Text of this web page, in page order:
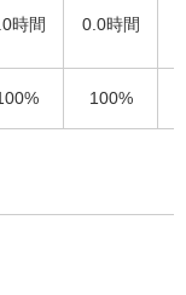
時間 0.0時間
100%